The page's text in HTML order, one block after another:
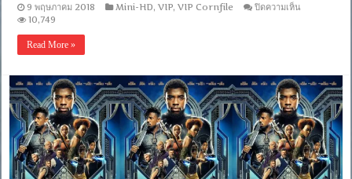
9 พฤษภาคม 2018 Mini-HD,VIP,VIP Cornfile ปิดความเห็นบน
(2018)
แบ
ล็ค
แพน
เธอ
ร์
[พากย์
ไทย
10,749
Read More »